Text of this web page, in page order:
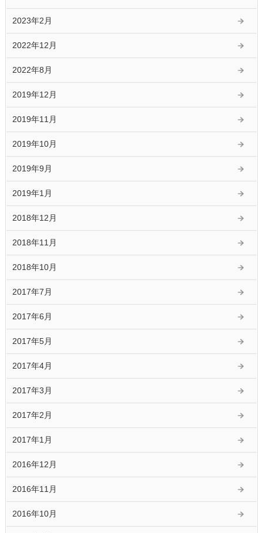
2023年2月
2022年12月
2022年8月
2019年12月
2019年11月
2019年10月
2019年9月
2019年1月
2018年12月
2018年11月
2018年10月
2017年7月
2017年6月
2017年5月
2017年4月
2017年3月
2017年2月
2017年1月
2016年12月
2016年11月
2016年10月